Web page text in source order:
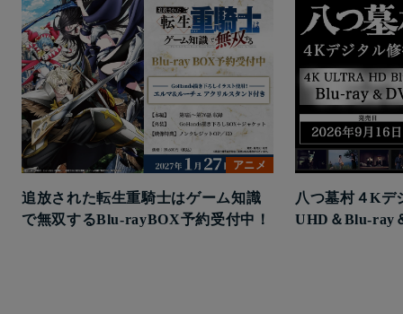
アニメ
追放された転生重騎士はゲーム知識
で無双するBlu-rayBOX予約受付中！
八つ墓村４Kデ
UHD＆Blu-ray